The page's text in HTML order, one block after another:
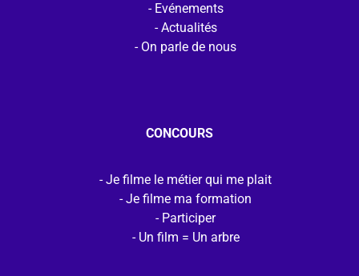
Evénements
Actualités
On parle de nous
CONCOURS
Je filme le métier qui me plait
Je filme ma formation
Participer
Un film = Un arbre